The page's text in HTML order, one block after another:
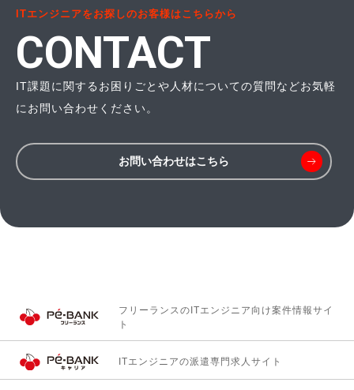
ITエンジニアをお探しのお客様はこちらから
CONTACT
IT課題に関するお困りごとや人材についての質問などお気軽
にお問い合わせください。
お問い合わせはこちら
フリーランスのITエンジニア向け案件情報サイ
ト
ITエンジニアの派遣専門求人サイト